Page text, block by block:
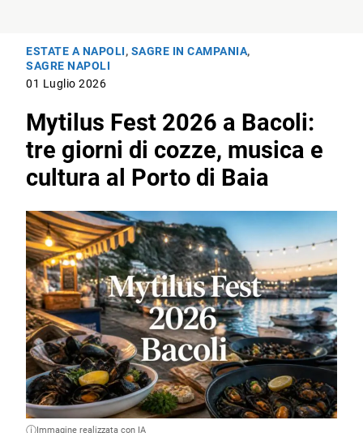
ESTATE A NAPOLI, SAGRE IN CAMPANIA,
SAGRE NAPOLI
01 Luglio 2026
Mytilus Fest 2026 a Bacoli:
tre giorni di cozze, musica e
cultura al Porto di Baia
Immagine realizzata con IA